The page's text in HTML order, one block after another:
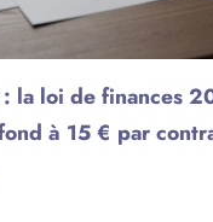
: la loi de finances
à 15 € par